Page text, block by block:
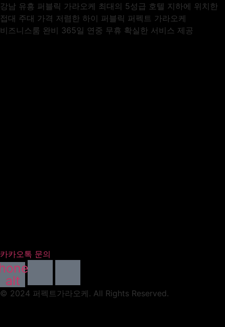
강남 유흥 퍼블릭 가라오케 최대의 5성급 호텔 지하에 위치한
접대 주대 가격 저렴한 하이 퍼블릭 퍼펙트 가라오케
비즈니스룸 완비 365일 연중 무휴 확실한 서비스 제공
카카오톡 문의
alt
© 2024 퍼펙트가라오케. All Rights Reserved.